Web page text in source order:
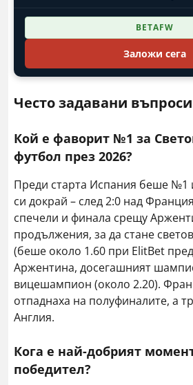
BETAFW
Заложи сега
Често задавани въпроси
Кой е фаворит №1 за
футбол през 2026?
Преди старта Испания беше №1
си докрай – след 2:0 над
спечели и финала срещу
продължения, за да стане
(беше около 1.60 при ElitBet
Аржентина, досегашният
вицешампион (около 2.20).
отпаднаха на полуфиналите, а
Англия.
Кога е най-добрият
победител?